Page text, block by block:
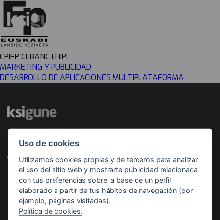
CPIFP CEBANC LHIPI
MARKETING Y PUBLICIDAD
DESARROLLO DE APLICACIONES MULTIPLATAFORMA
Desarrollado por
Uso de cookies
Utilizamos cookies propias y de terceros para analizar
el uso del sitio web y mostrarte publicidad relacionada
con tus preferencias sobre la base de un perfil
elaborado a partir de tus hábitos de navegación (por
ejemplo, páginas visitadas).
Política de cookies.